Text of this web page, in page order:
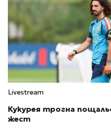
Livestream
Кукурея трогна
жест